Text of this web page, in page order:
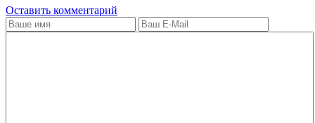
Оставить комментарий